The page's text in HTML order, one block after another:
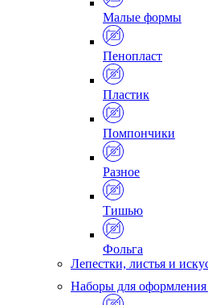
Малые формы
Пенопласт
Пластик
Помпончики
Разное
Тишью
Фольга
Лепестки, листья и
Наборы для оформления